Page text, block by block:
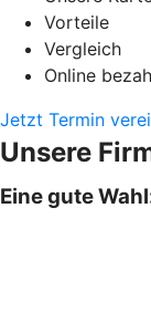
Vorteile
Vergleich
Online
Jetzt Termin
Unsere
Eine gute